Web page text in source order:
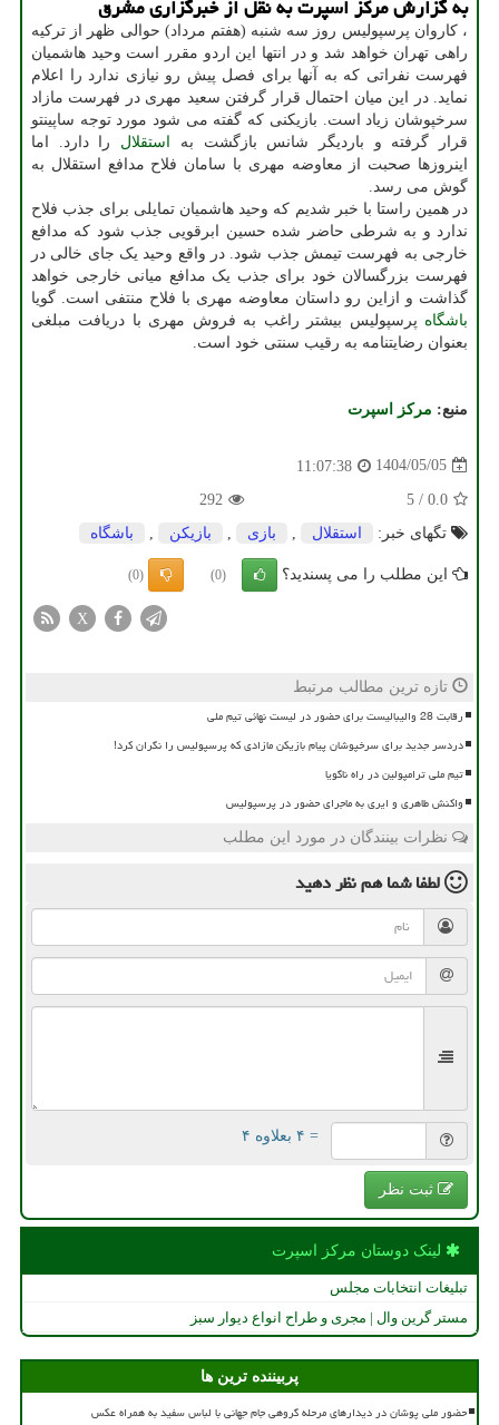
به گزارش مرکز اسپرت به نقل از خبرگزاری مشرق
، کاروان پرسپولیس روز سه شنبه (هفتم مرداد) حوالی ظهر از ترکیه
راهی تهران خواهد شد و در انتها این اردو مقرر است وحید هاشمیان
فهرست نفراتی که به آنها برای فصل پیش رو نیازی ندارد را اعلام
نماید. در این میان احتمال قرار گرفتن سعید مهری در فهرست مازاد
سرخپوشان زیاد است. بازیکنی که گفته می شود مورد توجه ساپینتو
قرار گرفته و باردیگر شانس بازگشت به
استقلال را دارد. اما
اینروزها صحبت از معاوضه مهری با سامان فلاح مدافع استقلال به
گوش می رسد.
در همین راستا با خبر شدیم که وحید هاشمیان تمایلی برای جذب فلاح
ندارد و به شرطی حاضر شده حسین ابرقویی جذب شود که مدافع
خارجی به فهرست تیمش جذب شود. در واقع وحید یک جای خالی در
فهرست بزرگسالان خود برای جذب یک مدافع میانی خارجی خواهد
گذاشت و ازاین رو داستان معاوضه مهری با فلاح منتفی است. گویا
باشگاه پرسپولیس بیشتر راغب به فروش مهری با دریافت مبلغی
بعنوان رضایتنامه به رقیب سنتی خود است.
منبع: مركز اسپرت
1404/05/05
11:07:38
0.0
/
5
292
تگهای خبر:
استقلال بازی بازیكن باشگاه
این مطلب را می پسندید؟ (0)
(0)
X
تازه ترین مطالب مرتبط
رقابت 28 والیبالیست برای حضور در لیست نهائی تیم ملی
دردسر جدید برای سرخپوشان پیام بازیکن مازادی که پرسپولیس را نگران کرد!
تیم ملی ترامپولین در راه ناگویا
واکنش طاهری و ایری به ماجرای حضور در پرسپولیس
نظرات بینندگان در مورد این مطلب
لطفا شما همنظر دهید
= ۴ بعلاوه ۴
ثبت نظر
لینک دوستان مركز اسپرت
تبلیغات انتخابات مجلس
مستر گرین وال | مجری و طراح انواع دیوار سبز
پربیننده ترین ها
حضور ملی پوشان در دیدارهای مرحله گروهی جام جهانی با لباس سفید به همراه عکس